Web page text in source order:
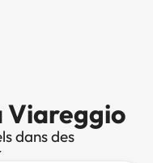
Viareggio
dans des